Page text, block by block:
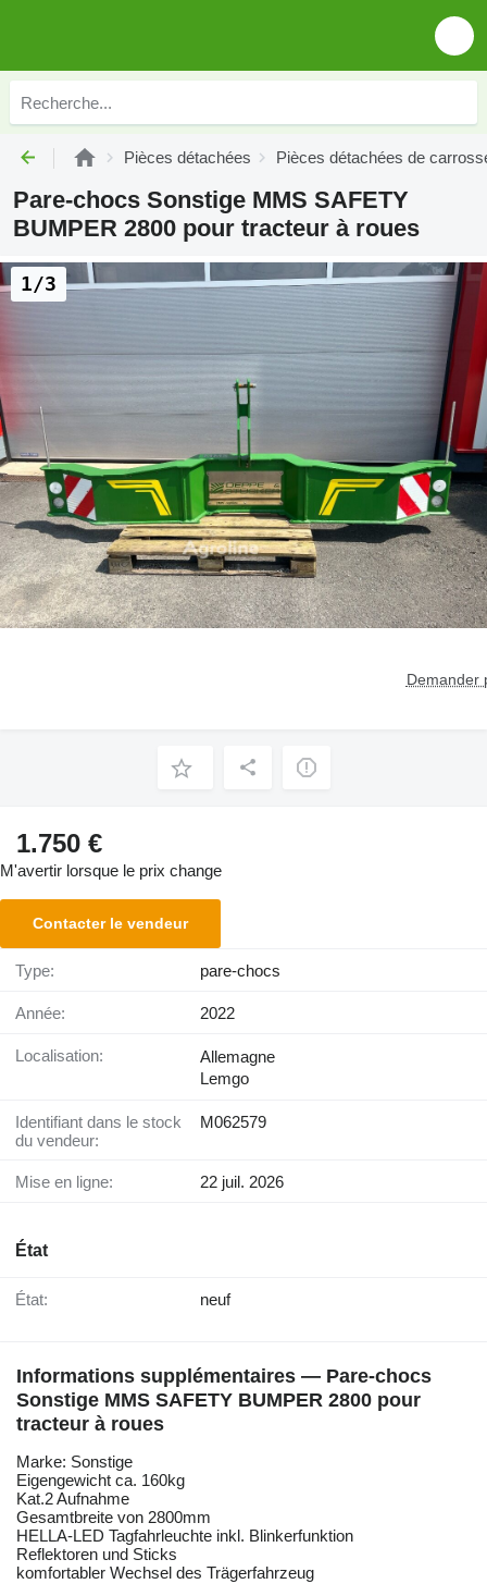
Pièces détachées Pièces détachées de
Pare-chocs Sonstige MMS SAFETY
BUMPER 2800 pour tracteur à roues
Demander
1/3
1.750 €
M'avertir lorsque le prix change
Contacter le vendeur
Type: pare-chocs
Année: 2022
Localisation:
Allemagne
Lemgo
Identifiant dans le stock
du vendeur:
M062579
Mise en ligne: 22 juil. 2026
État
État: neuf
Informations supplémentaires — Pare-chocs
Sonstige MMS SAFETY BUMPER 2800 pour
tracteur à roues
Marke: Sonstige
Eigengewicht ca. 160kg
Kat.2 Aufnahme
Gesamtbreite von 2800mm
HELLA-LED Tagfahrleuchte inkl. Blinkerfunktion
Reflektoren und Sticks
komfortabler Wechsel des Trägerfahrzeug